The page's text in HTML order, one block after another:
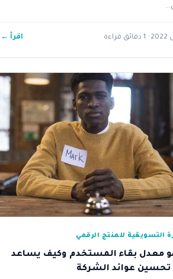
اقرأ ←
التسويقية للمنتج الرقمي
معدل بقاء المستخدم وكيف يساعد
تحسين عوائد الشركة